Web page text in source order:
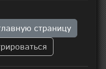
страницу